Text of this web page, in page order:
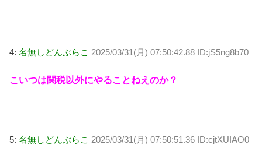
4: 名無しどんぶらこ 2025/03/31(月) 07:50:42.88 ID:jS5ng8b70
こいつは関税以外にやることねえのか？
5: 名無しどんぶらこ 2025/03/31(月) 07:50:51.36 ID:cjtXUIAO0